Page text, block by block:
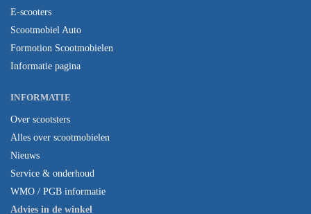
E-scooters
Scootmobiel Auto
Formotion Scootmobielen
Informatie pagina
INFORMATIE
Over scootsters
Alles over scootmobielen
Nieuws
Service & onderhoud
WMO / PGB informatie
Advies in de winkel